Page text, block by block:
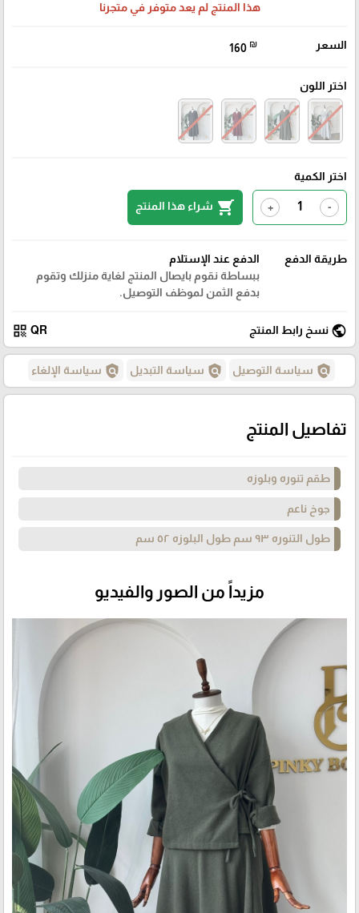
هذا المنتج لم يعد متوفر في متجرنا
السعر 160 ₪
اختر اللون
اختر الكمية
-
+
shopping_cart شراء هذا المنتج
طريقة الدفع
الدفع عند الإستلام
ببساطة نقوم بايصال المنتج لغاية منزلك وتقوم
بدفع الثمن لموظف التوصيل.
public نسخ رابط المنتج QR
qr_code
policy سياسة التوصيل policy سياسة التبديل policy سياسة الإلغاء
تفاصيل المنتج
طقم تنوره وبلوزه
جوخ ناعم
طول التنوره ٩٣ سم طول البلوزه ٥٢ سم
مزيداً من الصور والفيديو